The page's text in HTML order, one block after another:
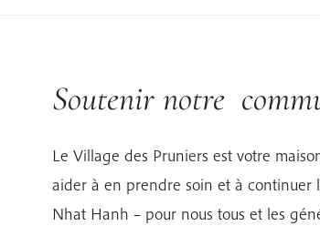
Soutenir notre
Le Village des Pruniers est votre
aider à en prendre soin et à continuer
Nhat Hanh – pour nous tous et les